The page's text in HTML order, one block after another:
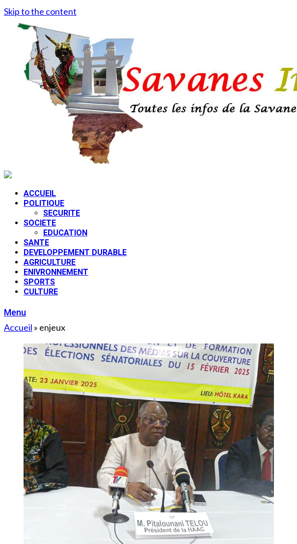
Skip to the content
ACCUEIL
POLITIQUE
SECURITE
SOCIETE
EDUCATION
SANTE
DEVELOPPEMENT DURABLE
AGRICULTURE
ENIVRONNEMENT
SPORTS
CULTURE
Menu
Accueil » enjeux